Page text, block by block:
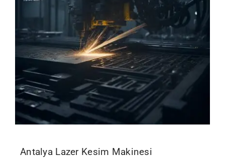
Antalya Lazer Kesim Makinesi